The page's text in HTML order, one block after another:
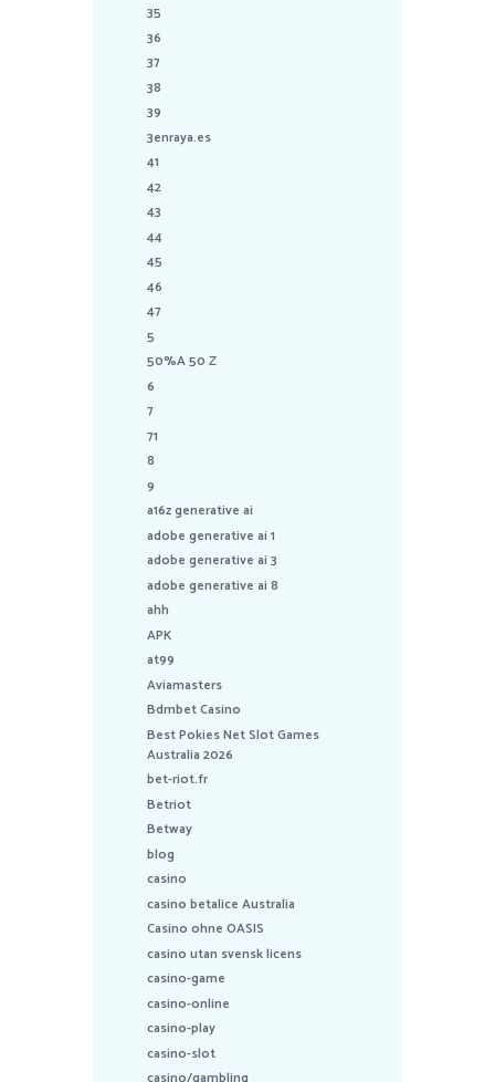
35
36
37
38
39
3enraya.es
41
42
43
44
45
46
47
5
50%A 50 Z
6
7
71
8
9
a16z generative ai
adobe generative ai 1
adobe generative ai 3
adobe generative ai 8
ahh
APK
at99
Aviamasters
Bdmbet Casino
Best Pokies Net Slot Games
Australia 2026
bet-riot.fr
Betriot
Betway
blog
casino
casino betalice Australia
Casino ohne OASIS
casino utan svensk licens
casino-game
casino-online
casino-play
casino-slot